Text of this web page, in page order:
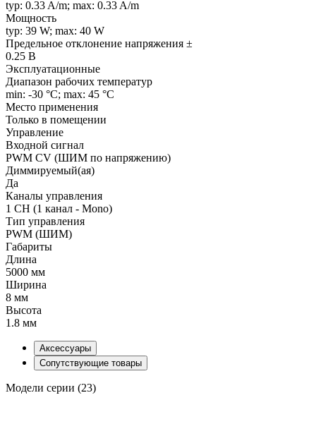
typ: 0.33 A/m; max: 0.33 A/m
Мощность
typ: 39 W; max: 40 W
Предельное отклонение напряжения ±
0.25 В
Эксплуатационные
Диапазон рабочих температур
min: -30 °C; max: 45 °C
Место применения
Только в помещении
Управление
Входной сигнал
PWM СV (ШИМ по напряжению)
Диммируемый(ая)
Да
Каналы управления
1 CH (1 канал - Mono)
Тип управления
PWM (ШИМ)
Габариты
Длина
5000 мм
Ширина
8 мм
Высота
1.8 мм
Аксессуары
Сопутствующие товары
Модели серии (23)